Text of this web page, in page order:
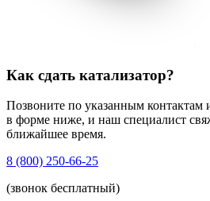
Как сдать катализатор?
Позвоните по указанным контактам
в форме ниже, и наш специалист
ближайшее время.
8 (800) 250-66-25
(звонок бесплатный)